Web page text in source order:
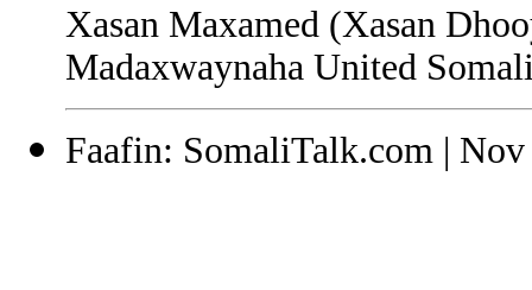
Xasan Maxamed (Xasan
Madaxwaynaha United
Faafin: SomaliTalk.com |